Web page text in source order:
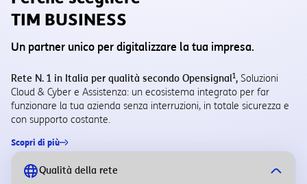
TIM BUSINESS
Un partner unico per digitalizzare la tua impresa.
Rete N. 1 in Italia per qualità secondo Opensignal1, Soluzioni
Cloud & Cyber e Assistenza: un ecosistema integrato per far
funzionare la tua azienda senza interruzioni, in totale sicurezza e
con supporto costante.
Scopri di più
Qualità della rete